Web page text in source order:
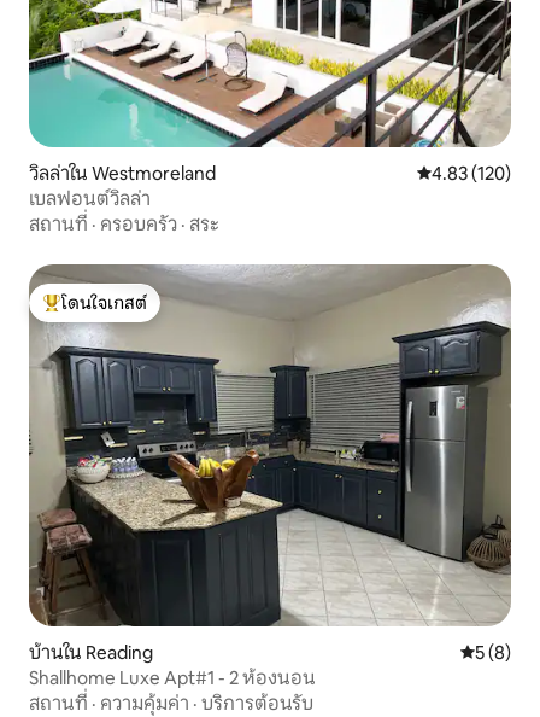
วิลล่าใน Westmoreland คะแนนเฉลี่ย
4.83 (120)
เบลฟอนต์วิลล่า
สถานที่ · ครอบครัว · สระ
โดนใจเกสต์ที่สุด
โดนใจเกสต์
บ้านใน Reading คะแนนเฉ
5 (8)
Shallhome Luxe Apt#1 - 2 ห้องนอน
สถานที่ · ความคุ้มค่า · บริการต้อนรับ